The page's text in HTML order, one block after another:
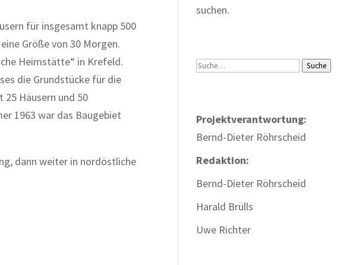
für insgesamt knapp 500
Größe von 30 Morgen.
Heimstätte“ in Krefeld.
die Grundstücke für die
Häusern und 50
1963 war das Baugebiet
dann weiter in nordöstliche
suchen.
Suche Suche
Projektverantwortung:
Bernd-Dieter Röhrscheid
Redaktion:
Bernd-Dieter Röhrscheid
Harald Brülls
Uwe Richter